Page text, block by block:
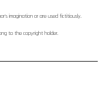
imagination or are used fictitiously.
to the copyright holder.